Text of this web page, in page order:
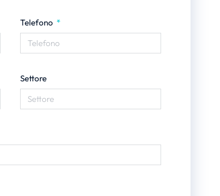
Telefono
Settore